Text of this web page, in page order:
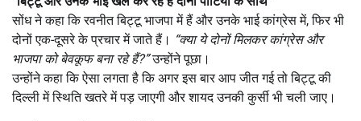
सोंध ने कहा कि रवनीत बिट्टू भाजपा में हैं और उनके भाई कांग्रेस में, फिर भी
दोनों एक-दूसरे के प्रचार में जाते हैं। “क्या ये दोनों मिलकर कांग्रेस और
भाजपा को बेवकूफ बना रहे हैं?”उन्होंने पूछा।
उन्होंने कहा कि ऐसा लगता है कि अगर इस बार आप जीत गई तो बिट्टू की
दिल्ली में स्थिति खतरे में पड़ जाएगी और शायद उनकी कुर्सी भी चली जाए।